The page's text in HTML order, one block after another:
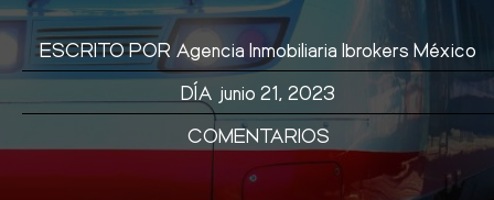
ESCRITO PORAgencia Inmobiliaria Ibrokers México
DÍA junio 21, 2023
COMENTARIOS